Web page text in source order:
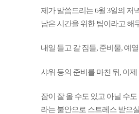
제가 말씀드리는 6월 3일의 저
남은 시간을 위한 팁이라고 해
내일 들고 갈 짐들, 준비물, 예
샤워 등의 준비를 마친 뒤, 이
잠이 잘 올 수도 있고 아닐 수
라는 불안으로 스트레스 받으